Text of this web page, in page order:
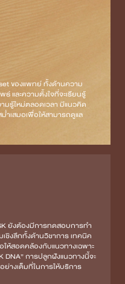
ของแพทย์ ทั้งด้านความ
และความตั้งใจที่จะเรียนรู้
รู้ใหม่ตลอดเวลา มีแนวคิด
เสมอเพื่อให้สามารถดูแล
ยังต้องมีการทดสอบการทำ
ชิงลึกทั้งด้านวิชาการ เทคนิค
ห้สอดคล้องกับแนวทางเฉพาะ
DNA” การปลูกฝังแนวทางนี้จะ
างเต็มที่ในการให้บริการ